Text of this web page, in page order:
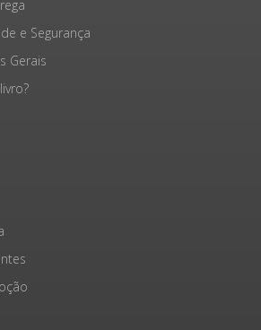
e Segurança
Gerais